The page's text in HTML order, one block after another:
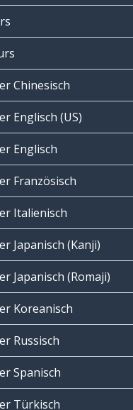
Chinesisch
Englisch (US)
Englisch
Französisch
Italienisch
Japanisch (Kanji)
Japanisch (Romaji)
Koreanisch
Russisch
Spanisch
Türkisch